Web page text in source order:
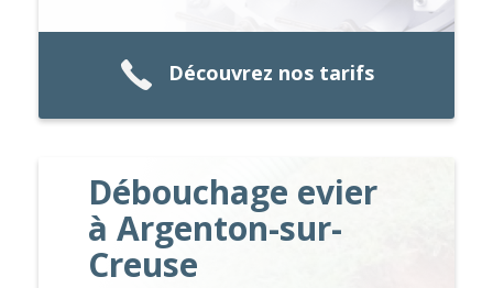
Découvrez nos tarifs
Débouchage evier
à Argenton-sur-
Creuse